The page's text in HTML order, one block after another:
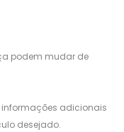
podem mudar de
adicionais
desejado.